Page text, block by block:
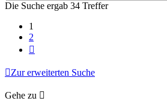
Die Suche ergab 34 Treffer
1
2
Zur erweiterten Suche
Gehe zu